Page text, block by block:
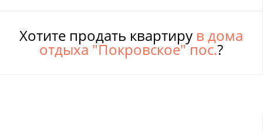
Хотите продать квартиру в дома
отдыха "Покровское" пос.?